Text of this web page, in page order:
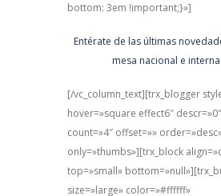
bottom: 3em !important;}»]
Entérate de las últimas
mesa nacional e
[/vc_column_text][trx_blogger
hover=»square effect6″
count=»4″ offset=»»
only=»thumbs»][trx_block
top=»small»
size=»large» color=»#ffffff»